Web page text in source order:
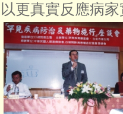
以更真實反應病